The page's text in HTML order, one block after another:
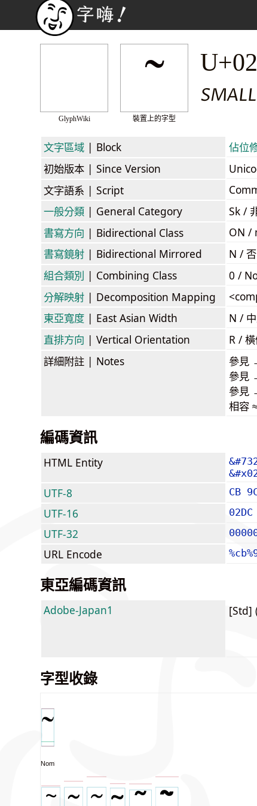
GlyphWiki
˜
裝置上的字型
文字區域 | Block 佔位
初始版本 | Since Version
文字語系 | Script
一般分類 | General Category
Sk /
書寫方向 | Bidirectional Class
ON /
書寫鏡射 | Bidirectional Mirrored
N / 否
組合類別 | Combining Class
0 /
分解映射 | Decomposition Mapping
東亞寬度 | East Asian Width N /
直排方向 | Vertical Orientation R /
詳細附註 | Notes 參見
參見
參見
相容 ≈
編碼資訊
HTML Entity
UTF-8 CB
UTF-16 02DC
UTF-32
URL Encode
東亞編碼資訊
Adobe-Japan1 [Std]
字型收錄
NomNaTong